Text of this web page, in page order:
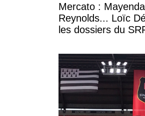
Mercato :
Reynolds... Loïc
les dossiers du